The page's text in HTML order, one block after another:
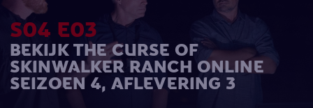
S04 E03
BEKIJK THE CURSE OF
SKINWALKER RANCH ONLINE
SEIZOEN 4, AFLEVERING 3